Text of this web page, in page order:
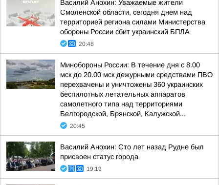
Василий Анохин: Уважаемые жители
Смоленской области, сегодня днем над
территорией региона силами Министерства
обороны России сбит украинский БПЛА
20:48
Минобороны России: В течение дня с 8.00
мск до 20.00 мск дежурными средствами ПВО
перехвачены и уничтожены 360 украинских
беспилотных летательных аппаратов
самолетного типа над территориями
Белгородской, Брянской, Калужской...
20:45
Василий Анохин: Сто лет назад Рудне был
присвоен статус города
19:19